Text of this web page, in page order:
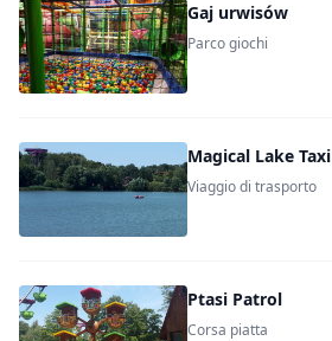
Gaj urwisów
Parco giochi
Magical Lake Taxi
Viaggio di trasporto
Ptasi Patrol
Corsa piatta